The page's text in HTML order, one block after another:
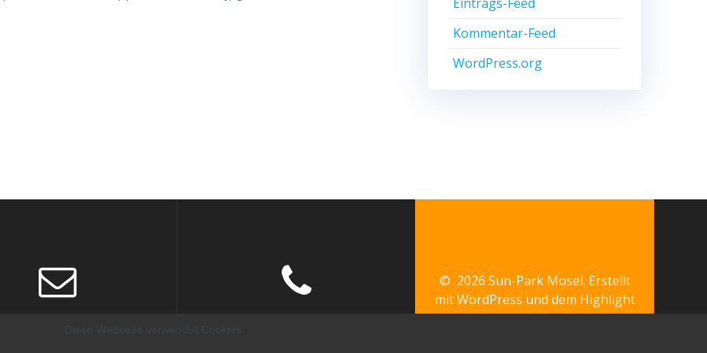
Kommentar-Feed
WordPress.org
mosel.de +49 (0) 65 31 / 971 99 88
© 2026 Sun-Park Mosel. Erstellt
mit WordPress und dem Highlight
Theme
Diese Webseite verwendet Cookies